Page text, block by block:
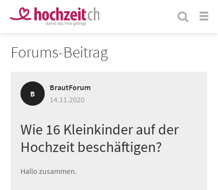
Forums-Beitrag
B
BrautForum
14.11.2020
Wie 16 Kleinkinder auf der
Hochzeit beschäftigen?
Hallo zusammen.